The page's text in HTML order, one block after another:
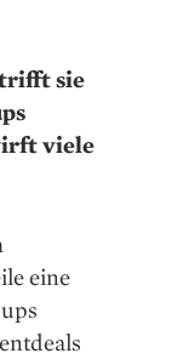
sie
viele
eine